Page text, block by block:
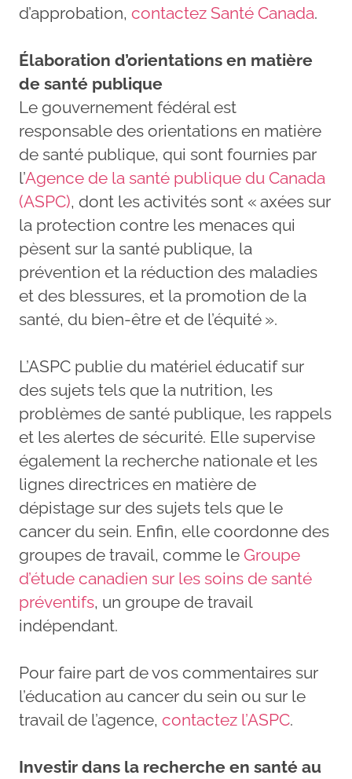
d’approbation, contactez Santé Canada.
Élaboration d’orientations en matière
de santé publique
Le gouvernement fédéral est
responsable des orientations en matière
de santé publique, qui sont fournies par
l’Agence de la santé publique du Canada
(ASPC), dont les activités sont « axées sur
la protection contre les menaces qui
pèsent sur la santé publique, la
prévention et la réduction des maladies
et des blessures, et la promotion de la
santé, du bien-être et de l’équité ».
L’ASPC publie du matériel éducatif sur
des sujets tels que la nutrition, les
problèmes de santé publique, les rappels
et les alertes de sécurité. Elle supervise
également la recherche nationale et les
lignes directrices en matière de
dépistage sur des sujets tels que le
cancer du sein. Enfin, elle coordonne des
groupes de travail, comme le Groupe
d’étude canadien sur les soins de santé
préventifs, un groupe de travail
indépendant.
Pour faire part de vos commentaires sur
l’éducation au cancer du sein ou sur le
travail de l’agence, contactez l’ASPC.
Investir dans la recherche en santé au